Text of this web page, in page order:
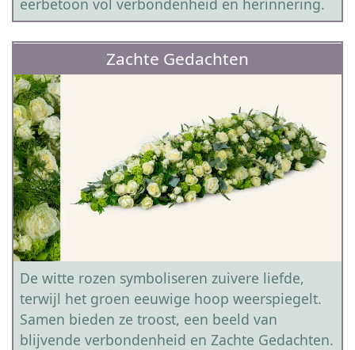
eerbetoon vol verbondenheid en herinnering.
Zachte Gedachten
De witte rozen symboliseren zuivere liefde,
terwijl het groen eeuwige hoop weerspiegelt.
Samen bieden ze troost, een beeld van
blijvende verbondenheid en Zachte Gedachten.